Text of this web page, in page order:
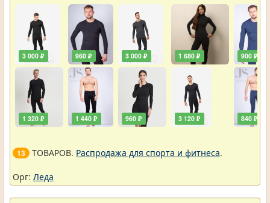
3 000 ₽
1 320 ₽
960 ₽
1 440 ₽
3 000 ₽
960 ₽
1 680 ₽
3 120 ₽
900 ₽
840 ₽
13 ТОВАРОВ. Распродажа для спорта и фитнеса.
Орг: Леда